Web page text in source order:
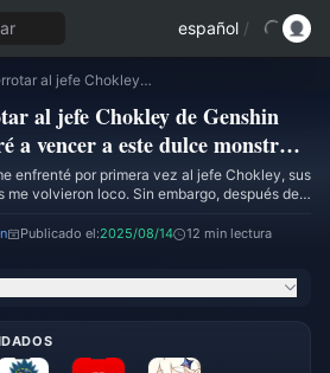
español /
Guía para derrotar al jefe Chokley de Genshin Impact: Te enseñaré a vencer a este dulce monstruo sin fallos
al jefe Chokley de Genshin
a vencer a este dulce monstruo
sin fallos
enfrenté por primera vez al jefe Chokley, sus
volvieron loco. Sin embargo, después de
una vez que dominas la estrategia correcta,
Publicado el:2025/08/14 12 min lectura